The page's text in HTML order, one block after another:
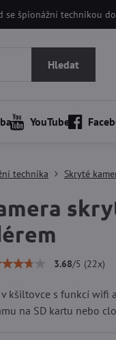
se špionážní technikou
Hledat
YouTube
technika Skryté
3.68/5 (22x)
kšiltovce s funkcí wifi
na SD kartu nebo